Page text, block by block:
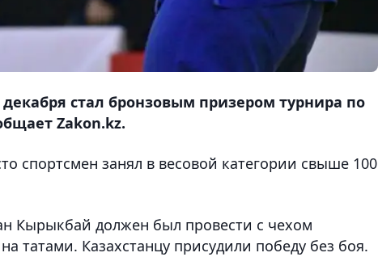
стал бронзовым призером турнира по
Zakon.kz.
спортсмен занял в весовой категории свыше 100
Кырыкбай должен был провести с чехом
татами. Казахстанцу присудили победу без боя.